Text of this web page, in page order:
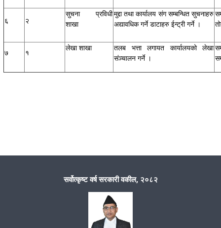
६ २
सुचना प्रविधी
शाखा
मुद्दा तथा कार्यालय संग सम्बन्धित सुचनाहरु
अद्यावधिक गर्ने डाटाहरु ईन्ट्री गर्ने ।
७ १
लेखा शाखा
तलब भत्ता लगायत कार्यालयको लेखा
संञ्चालन गर्ने ।
सर्वोत्कृष्ट वर्ष सरकारी वकील, २०८२